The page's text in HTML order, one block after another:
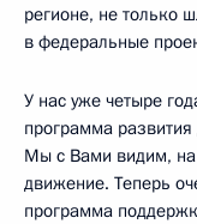
регионе, не только
в федеральные
У нас уже четыре
программа развития
Мы с Вами видим, на
движение. Теперь
программа